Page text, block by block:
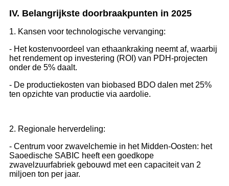
IV. Belangrijkste doorbraakpunten in 2025
1. Kansen voor technologische vervanging:
- Het kostenvoordeel van ethaankraking neemt af, waarbij
het rendement op investering (ROI) van PDH-projecten
onder de 5% daalt.
- De productiekosten van biobased BDO dalen met 25%
ten opzichte van productie via aardolie.
2. Regionale herverdeling:
- Centrum voor zwavelchemie in het Midden-Oosten: het
Saoedische SABIC heeft een goedkope
zwavelzuurfabriek gebouwd met een capaciteit van 2
miljoen ton per jaar.